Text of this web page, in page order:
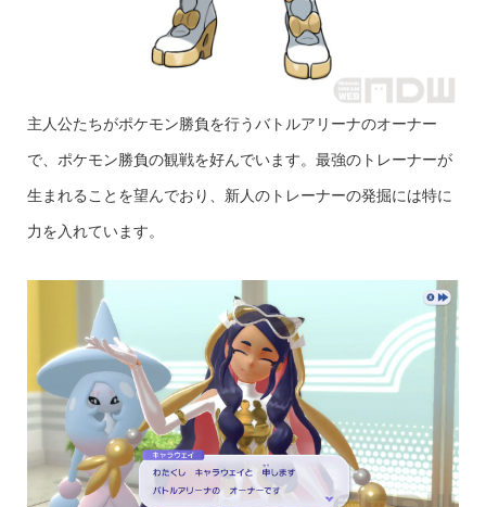
主人公たちがポケモン勝負を行うバトルアリーナのオーナー
で、ポケモン勝負の観戦を好んでいます。最強のトレーナーが
生まれることを望んでおり、新人のトレーナーの発掘には特に
力を入れています。